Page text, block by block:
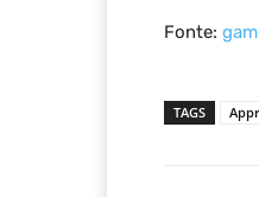
Fonte:
TAGS